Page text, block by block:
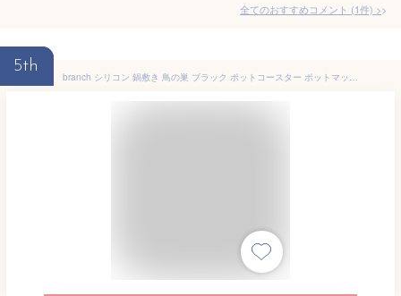
全てのおすすめコメント (1件) >
5th
branch シリコン 鍋敷き 鳥の巣 ブラック ポットコースター ポットマット 【ART OF BLACK】